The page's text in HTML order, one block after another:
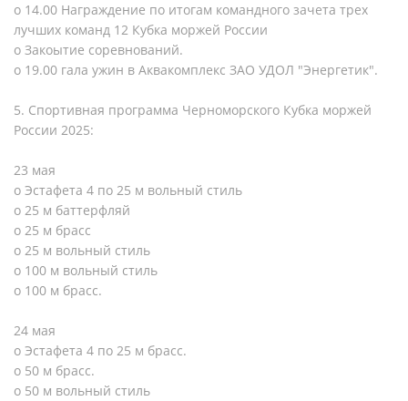
o 14.00 Награждение по итогам командного зачета трех
лучших команд 12 Кубка моржей России
o Закоытие соревнований.
o 19.00 гала ужин в Аквакомплекс ЗАО УДОЛ "Энергетик".
5. Спортивная программа Черноморского Кубка моржей
России 2025:
23 мая
o Эстафета 4 по 25 м вольный стиль
o 25 м баттерфляй
o 25 м брасс
o 25 м вольный стиль
o 100 м вольный стиль
o 100 м брасс.
24 мая
o Эстафета 4 по 25 м брасс.
o 50 м брасс.
o 50 м вольный стиль